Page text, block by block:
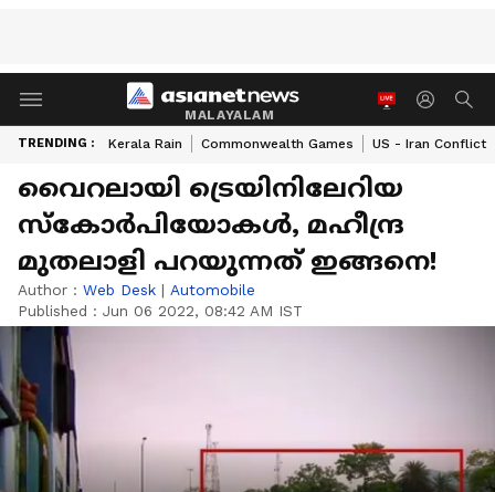
MALAYALAM
TRENDING : Kerala Rain Commonwealth Games US - Iran Conflict
വൈറലായി ട്രെയിനിലേറിയ
സ്കോർപിയോകള്‍, മഹീന്ദ്ര
മുതലാളി പറയുന്നത് ഇങ്ങനെ!
Author : Web Desk | Automobile
Published : Jun 06 2022, 08:42 AM IST